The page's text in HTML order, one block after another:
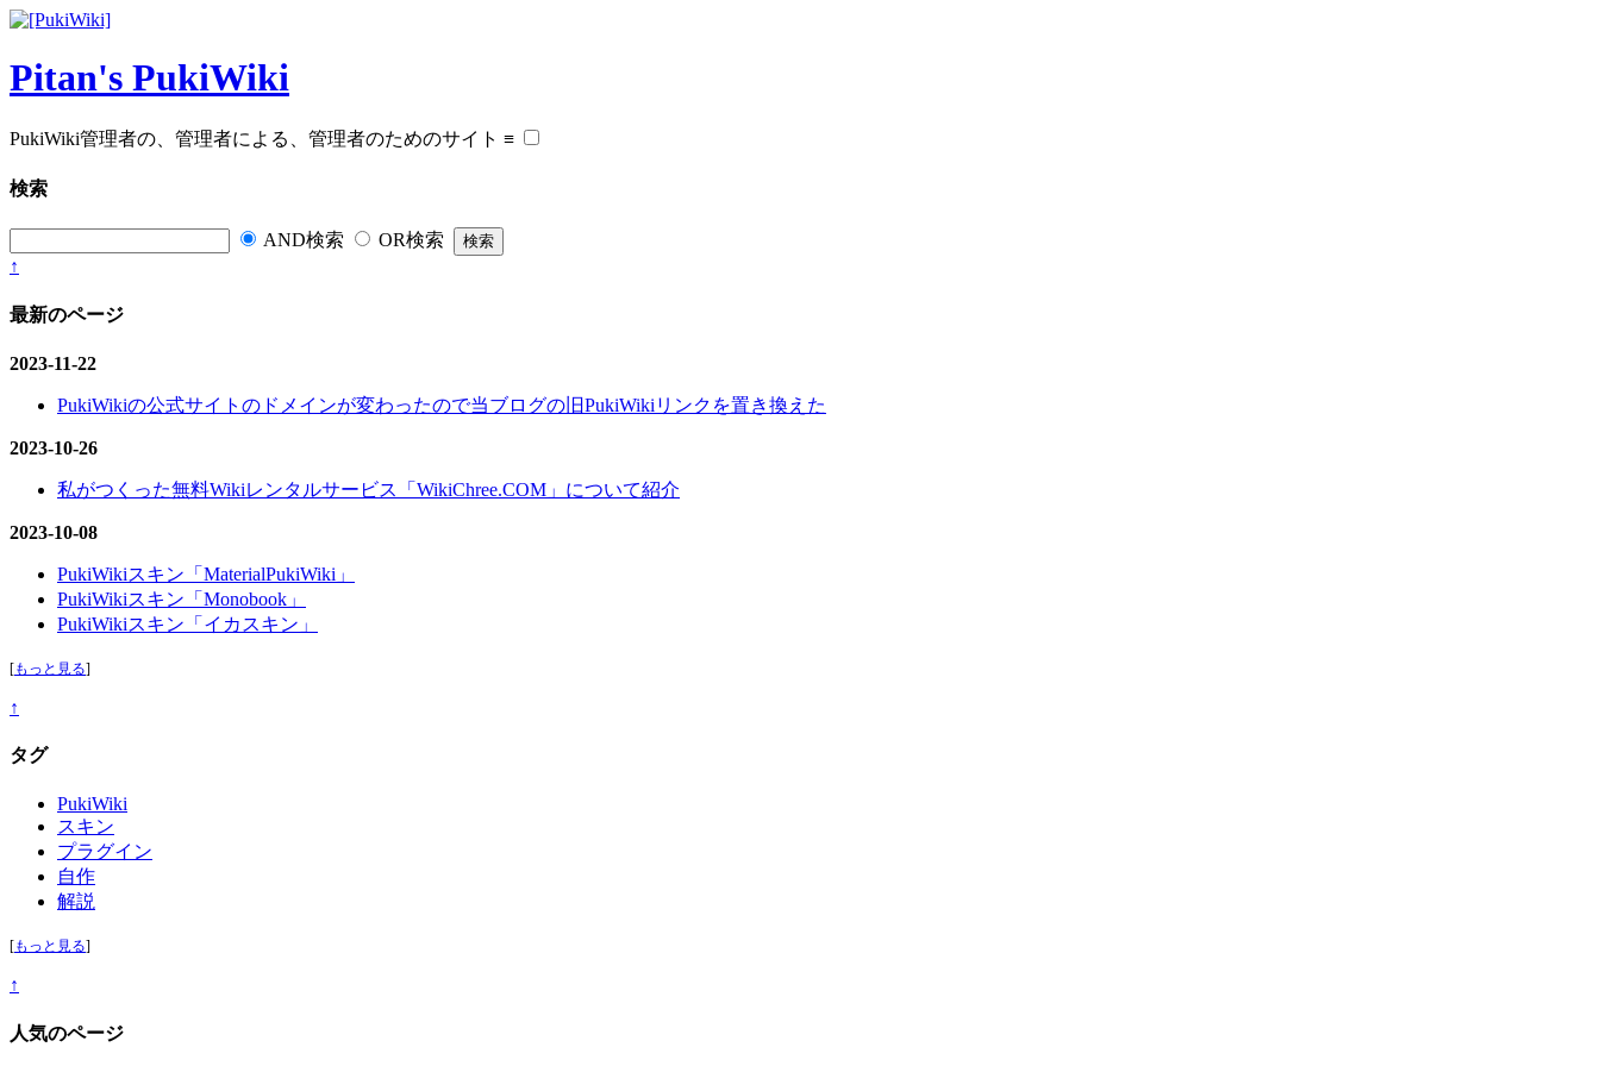
Pitan's PukiWiki
PukiWiki管理者の、管理者による、管理者のためのサイト ≡
検索
AND検索
OR検索
↑
最新のページ
2023-11-22
PukiWikiの公式サイトのドメインが変わったので当ブログの旧PukiWikiリンクを置き換えた
2023-10-26
私がつくった無料Wikiレンタルサービス「WikiChree.COM」について紹介
2023-10-08
PukiWikiスキン「MaterialPukiWiki」
PukiWikiスキン「Monobook」
PukiWikiスキン「イカスキン」
[もっと見る]
↑
タグ
PukiWiki
スキン
プラグイン
自作
解説
[もっと見る]
↑
人気のページ